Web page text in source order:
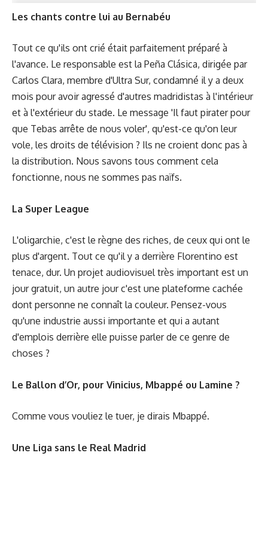
Les chants contre lui au Bernabéu
Tout ce qu'ils ont crié était parfaitement préparé à
l'avance. Le responsable est la Peña Clásica, dirigée par
Carlos Clara, membre d'Ultra Sur, condamné il y a deux
mois pour avoir agressé d'autres madridistas à l'intérieur
et à l'extérieur du stade. Le message 'Il faut pirater pour
que Tebas arrête de nous voler', qu'est-ce qu'on leur
vole, les droits de télévision ? Ils ne croient donc pas à
la distribution. Nous savons tous comment cela
fonctionne, nous ne sommes pas naïfs.
La Super League
L'oligarchie, c'est le règne des riches, de ceux qui ont le
plus d'argent. Tout ce qu'il y a derrière Florentino est
tenace, dur. Un projet audiovisuel très important est un
jour gratuit, un autre jour c'est une plateforme cachée
dont personne ne connaît la couleur. Pensez-vous
qu'une industrie aussi importante et qui a autant
d'emplois derrière elle puisse parler de ce genre de
choses ?
Le Ballon d’Or, pour Vinicius, Mbappé ou Lamine ?
Comme vous vouliez le tuer, je dirais Mbappé.
Une Liga sans le Real Madrid